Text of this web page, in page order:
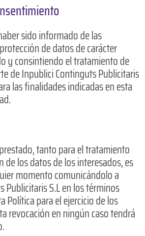
sido informado de las
de datos de carácter
y consintiendo el tratamiento de
de Inpublici Continguts Publicitaris
las finalidades indicadas en esta
tanto para el tratamiento
de los datos de los interesados, es
momento comunicándolo a
Publicitaris S.L en los términos
Política para el ejercicio de los
revocación en ningún caso tendrá